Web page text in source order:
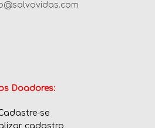
Doadores:
se
cadastro